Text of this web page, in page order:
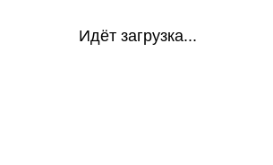
Идёт загрузка...